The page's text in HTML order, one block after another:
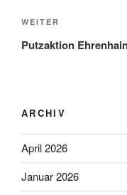
Nächster
Beitrag
WEITER
Putzaktion
ARCHIV
April 2026
Januar 2026